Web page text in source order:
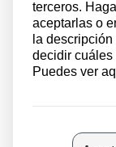
Lacafetera
ideal para
material de